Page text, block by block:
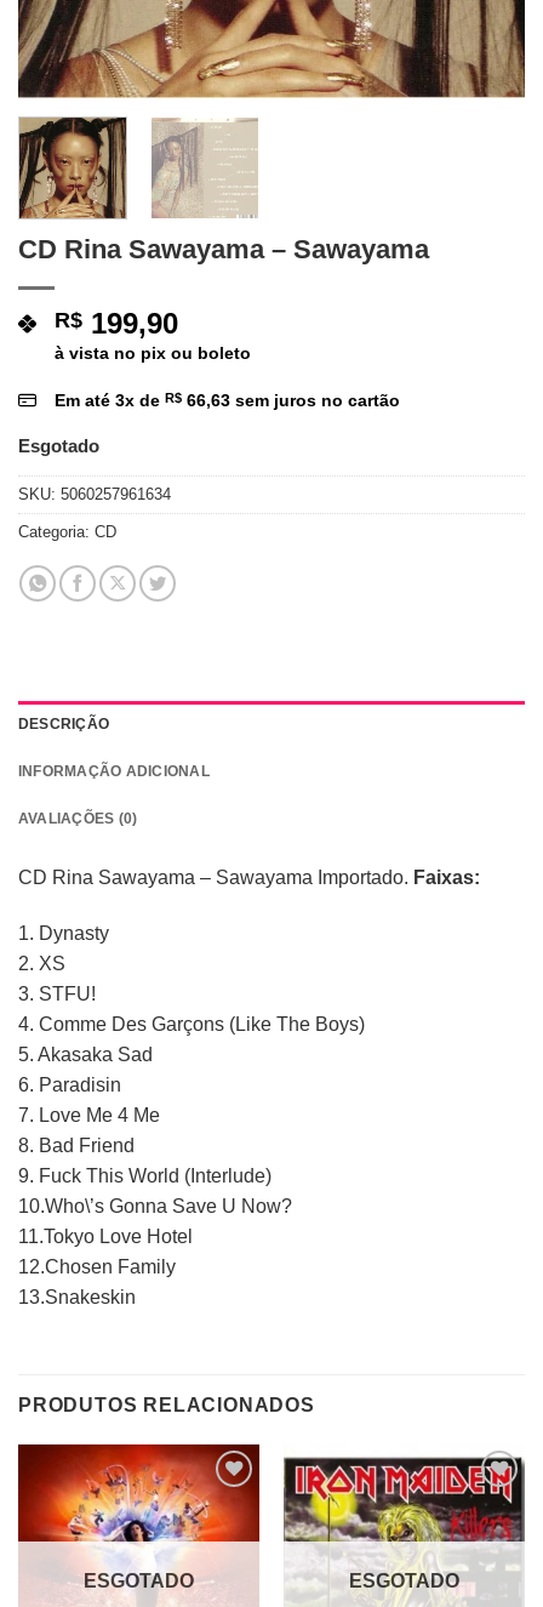
CD Rina Sawayama ‎– Sawayama
R$ 199,90
à vista no pix ou boleto
Em até 3x de R$ 66,63 sem juros no cartão
Esgotado
SKU: 5060257961634
Categoria: CD
DESCRIÇÃO
INFORMAÇÃO ADICIONAL
AVALIAÇÕES (0)
CD Rina Sawayama ‎– Sawayama Importado. Faixas:
1. Dynasty
2. XS
3. STFU!
4. Comme Des Garçons (Like The Boys)
5. Akasaka Sad
6. Paradisin
7. Love Me 4 Me
8. Bad Friend
9. Fuck This World (Interlude)
10.Who\’s Gonna Save U Now?
11.Tokyo Love Hotel
12.Chosen Family
13.Snakeskin
PRODUTOS RELACIONADOS
Adicionar
a lista de
desejos
ESGOTADO
Adicionar
a lista de
desejos
ESGOTADO